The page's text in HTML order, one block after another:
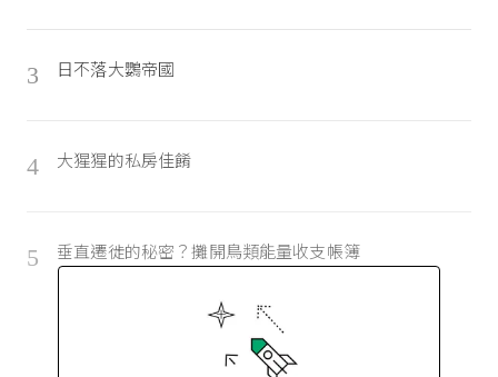
3 日不落大鸚帝國
4 大猩猩的私房佳餚
5 垂直遷徙的秘密？攤開鳥類能量收支帳簿